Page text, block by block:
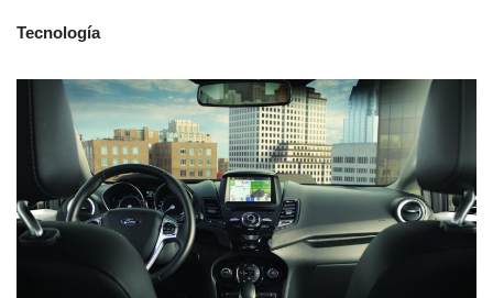
Tecnología